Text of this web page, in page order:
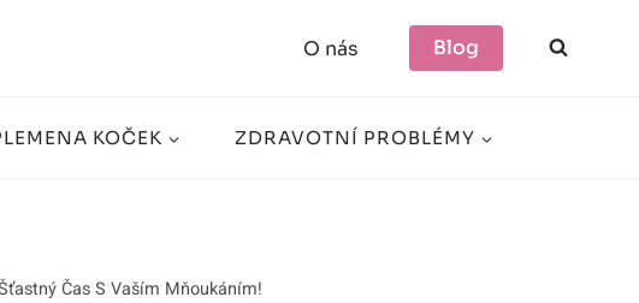
O nás Blog
KOČEK ZDRAVOTNÍ PROBLÉMY
Čas S Vaším Mňoukáním!